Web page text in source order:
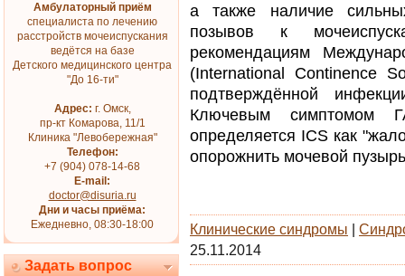
Амбулаторный приём
специалиста по лечению
расстройств мочеиспускания
ведётся на базе
Детского медицинского центра
"До 16-ти"
Адрес: г. Омск,
пр-кт Комарова, 11/1
Клиника "Левобережная"
Телефон:
+7 (904) 078-14-68
E-mail:
doctor@disuria.ru
Дни и часы приёма:
Ежедневно, 08:30-18:00
Задать вопрос
а также наличие
позывов к
рекомендациям
(International Continence
подтверждённой
Ключевым симптомом
определяется ICS как
опорожнить мочевой
Клинические синдромы
25.11.2014